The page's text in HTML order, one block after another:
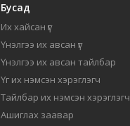
Бусад
Их хайсан үг
Үнэлгээ их авсан үг
Үнэлгээ их авсан тайлбар
Үг их нэмсэн хэрэглэгч
Тайлбар их нэмсэн хэрэглэгч
Ашиглах заавар